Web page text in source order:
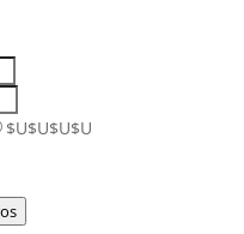
$U$U$U$U